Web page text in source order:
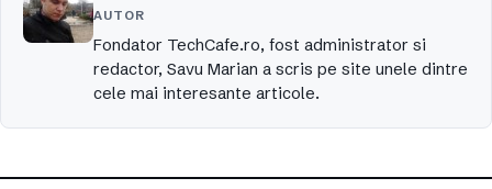
AUTOR
Fondator TechCafe.ro, fost administrator si
redactor, Savu Marian a scris pe site unele dintre
cele mai interesante articole.